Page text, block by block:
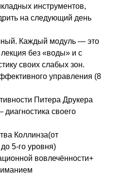
инструментов,
на следующий день
Каждый модуль — это
без «воды» и с
своих слабых зон.
управления (8
Питера Друкера
своего
Коллинза(от
5-го уровня)
вовлечённости+